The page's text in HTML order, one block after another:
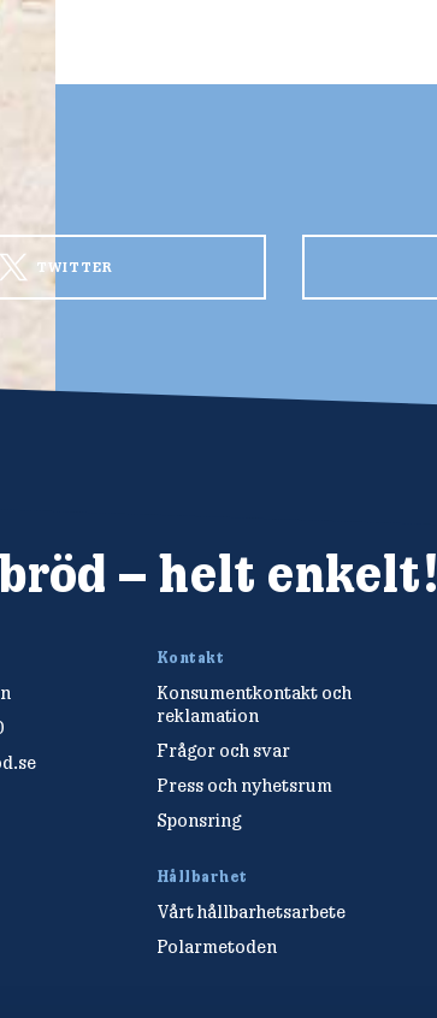
TWITTER
– helt enkelt!
Kontakt
Konsumentkontakt och
reklamation
Frågor och svar
Press och nyhetsrum
Sponsring
Hållbarhet
Vårt hållbarhetsarbete
Polarmetoden